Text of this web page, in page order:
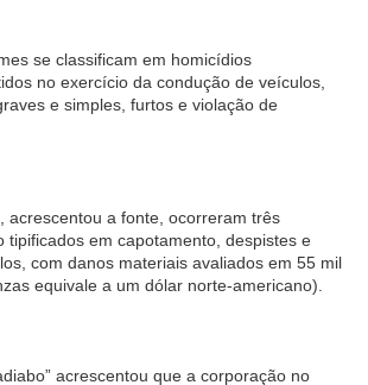
se classificam em homicídios
no exercício da condução de veículos,
e simples, furtos e violação de
acrescentou a fonte, ocorreram três
tipificados em capotamento, despistes e
com danos materiais avaliados em 55 mil
equivale a um dólar norte-americano).
acrescentou que a corporação no